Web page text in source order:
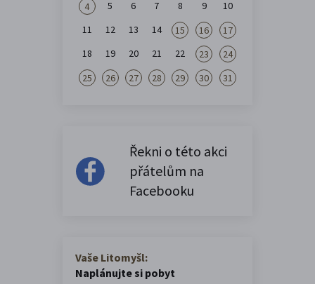
4 5 6 7 8 9
10
11
12 13 14 15 16
17
18
19 20 21 22 23
24
25
26 27 28 29 30 31
Řekni o této akci
přátelům na
Facebooku
Vaše Litomyšl:
Naplánujte si pobyt